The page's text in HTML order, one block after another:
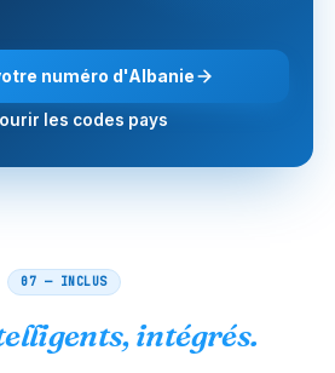
numéro d'Albanie
les codes pays
07 — INCLUS
intégrés.